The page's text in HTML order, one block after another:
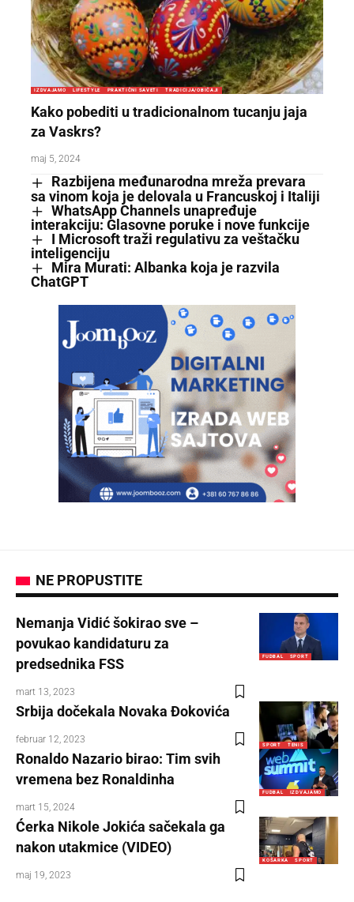
IZDVAJAMO LIFESTYLE PRAKTIČNI SAVETI TRADICIJA/OBIČAJI
Kako pobediti u tradicionalnom tucanju jaja
za Vaskrs?
maj 5, 2024
Razbijena međunarodna mreža prevara
sa vinom koja je delovala u Francuskoj i Italiji
WhatsApp Channels unapređuje
interakciju: Glasovne poruke i nove funkcije
I Microsoft traži regulativu za veštačku
inteligenciju
Mira Murati: Albanka koja je razvila
ChatGPT
NE PROPUSTITE
FUDBAL SPORT
Nemanja Vidić šokirao sve –
povukao kandidaturu za
predsednika FSS
mart 13, 2023
SPORT TENIS
Srbija dočekala Novaka Đokovića
februar 12, 2023
FUDBAL IZDVAJAMO
Ronaldo Nazario birao: Tim svih
vremena bez Ronaldinha
mart 15, 2024
KOŠARKA SPORT
Ćerka Nikole Jokića sačekala ga
nakon utakmice (VIDEO)
maj 19, 2023